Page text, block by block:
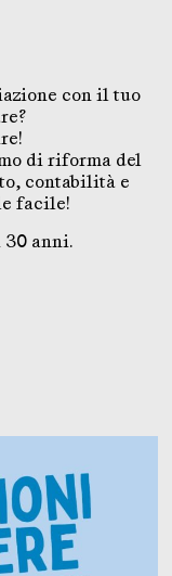
con il tuo
di riforma del
contabilità e
facile!
anni.